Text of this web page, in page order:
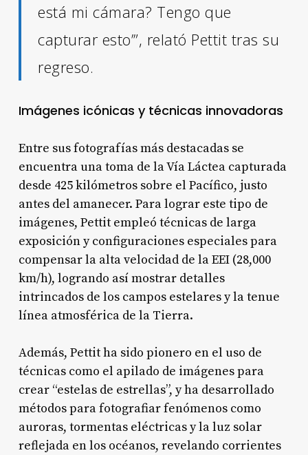
está mi cámara? Tengo que
capturar esto’”, relató Pettit tras su
regreso.
Imágenes icónicas y técnicas innovadoras
Entre sus fotografías más destacadas se
encuentra una toma de la Vía Láctea capturada
desde 425 kilómetros sobre el Pacífico, justo
antes del amanecer. Para lograr este tipo de
imágenes, Pettit empleó técnicas de larga
exposición y configuraciones especiales para
compensar la alta velocidad de la EEI (28,000
km/h), logrando así mostrar detalles
intrincados de los campos estelares y la tenue
línea atmosférica de la Tierra.
Además, Pettit ha sido pionero en el uso de
técnicas como el apilado de imágenes para
crear “estelas de estrellas”, y ha desarrollado
métodos para fotografiar fenómenos como
auroras, tormentas eléctricas y la luz solar
reflejada en los océanos, revelando corrientes